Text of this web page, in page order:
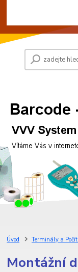
Úvod Terminály a
Montážní